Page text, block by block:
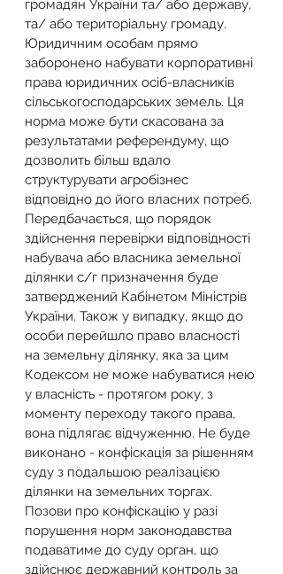
громадян України та/ або державу,
та/ або територіальну громаду.
Юридичним особам прямо
заборонено набувати корпоративні
права юридичних осіб-власників
сільськогосподарських земель. Ця
норма може бути скасована за
результатами референдуму, що
дозволить більш вдало
структурувати агробізнес
відповідно до його власних потреб.
Передбачається, що порядок
здійснення перевірки відповідності
набувача або власника земельної
ділянки с/г призначення буде
затверджений Кабінетом Міністрів
України. Також у випадку, якщо до
особи перейшло право власності
на земельну ділянку, яка за цим
Кодексом не може набуватися нею
у власність - протягом року, з
моменту переходу такого права,
вона підлягає відчуженню. Не буде
виконано - конфіскація за рішенням
суду з подальшою реалізацією
ділянки на земельних торгах.
Позови про конфіскацію у разі
порушення норм законодавства
подаватиме до суду орган, що
здійснює державний контроль за